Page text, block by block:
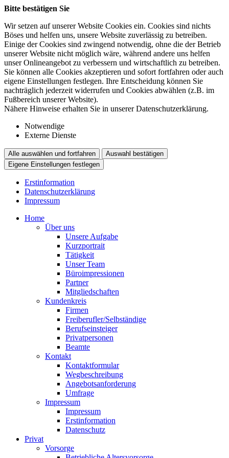
Bitte bestätigen Sie
Wir setzen auf unserer Website Cookies ein. Cookies sind nichts
Böses und helfen uns, unsere Website zuverlässig zu betreiben.
Einige der Cookies sind zwingend notwendig, ohne die der Betrieb
unserer Website nicht möglich wäre, während andere uns helfen
unser Onlineangebot zu verbessern und wirtschaftlich zu betreiben.
Sie können alle Cookies akzeptieren und sofort fortfahren oder auch
eigene Einstellungen festlegen. Ihre Entscheidung können Sie
nachträglich jederzeit widerrufen und Cookies abwählen (z.B. im
Fußbereich unserer Website).
Nähere Hinweise erhalten Sie in unserer Datenschutzerklärung.
Notwendige
Externe Dienste
Alle auswählen und fortfahren
Auswahl bestätigen
Eigene Einstellungen festlegen
Erstinformation
Datenschutzerklärung
Impressum
Home
Über uns
Unsere Aufgabe
Kurzportrait
Tätigkeit
Unser Team
Büroimpressionen
Partner
Mitgliedschaften
Kundenkreis
Firmen
Freiberufler/Selbständige
Berufseinsteiger
Privatpersonen
Beamte
Kontakt
Kontaktformular
Wegbeschreibung
Angebotsanforderung
Umfrage
Impressum
Impressum
Erstinformation
Datenschutz
Privat
Vorsorge